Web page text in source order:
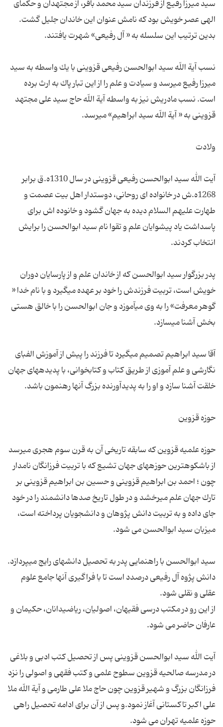
سید میرزا رفیع از فرزندان سید محمد باقر، از مجتهدان و حكماى
الهى عصر خویش بود كه نامش عنوان این خاندان جلیل گشت.
نسب آیة اللّه سید ابوالحسن رفیعى قزوینى با یك واسطه به سید
میرزا رفیع مى‏رسد و سیادت و علم را از این تبار پاك به ارث برده
است. نسب مادریش نیز به واسطه آیة اللّه حاج سید على مجتهد
آیت الله سید ابوالحسن رفیعی قزوینی در سال 1310ه.ق برابر
1268ه.ش در خانواده ای روحانی، دوستدار اهل بیت عصمت و
طهارت علیهم السلام دیده به جهان گشود و خانوده اش برای
پاسداشت یاد پیشوایان علم و تقوا نام سید ابوالحسن را برایش
پدر بزرگوار سید ابوالحسن كه از خاندان علم و از پارسایان دوران
خویش است، تربیت فرزندش را خود بر عهده مى‏گیرد و با نام خدا «
گوهر معرفت» را به وى مى‏آموزد و جان ابوالحسن را با خالق هستى
آقا سید ابراهیم تصمیم مى‏گیرد تا فرزند را پیش از آموزش الفباى
نگارشى و علم آموزى از طریق كتاب و كتابخوانى، با پدیده‏هاى جهان
حوزه علمیه قزوین كه سابقه تاریخى آن به قرن سوم هجرى مى‏رسد
از باشكوه‏ترین حوزه‏هاى جهان تشیع كه با تربیت فرزانگان نامدار
چون ؛ احمد بن ابراهیم قزوینى و حسین بن ابراهیم قزوینى بر
تارك جهان علم مى‏رخشد و در طول تاریخ صدها دانشمند را در خود
جاى داده و به تربیت دانش پژوهان و دانشجویان پرداخته است،
سید ابوالحسن با راهنمایى پدر به تحصیل دانشهاى رایج مى‏پردازد.
دانش پژوه آل رفیعى درصدد است تا با فراگیرى آنها جامع علوم
از این رو در مكتب درسى فقیهان، اصولیان، ریاضیدانان، حكیمان و
آیت الله سید ابوالحسن قزوینی پس از تحصیل كتب ادبى و بلاغى
در مدرسه صالحیه قزوین سطوح علمى و كتب فقهى و اصولى را نزد
فرزانگان بزرگ و شهیر قزوین چون حاج ملا على طارمى و آیة اللّه ملا
على اكبر تاكستانى آغاز نمود.و پس از آن برای ادامه تحصیل راهی